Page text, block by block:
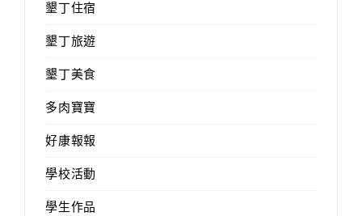
墾丁住宿
墾丁旅遊
墾丁美食
多肉寶寶
好康報報
學校活動
學生作品